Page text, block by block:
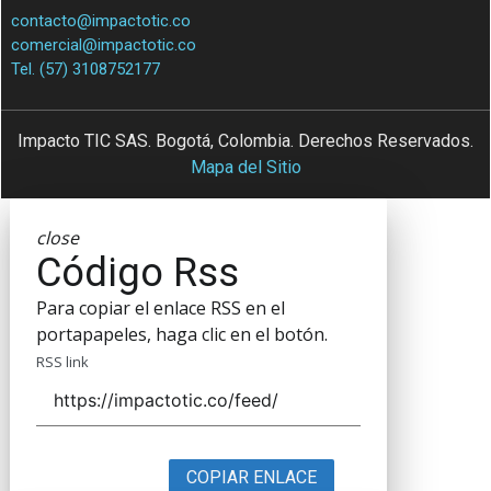
contacto@impactotic.co
comercial@impactotic.co
Tel. (57) 3108752177
Impacto TIC SAS. Bogotá, Colombia. Derechos Reservados.
Mapa del Sitio
close
Código Rss
Para copiar el enlace RSS en el
portapapeles, haga clic en el botón.
RSS link
COPIAR ENLACE